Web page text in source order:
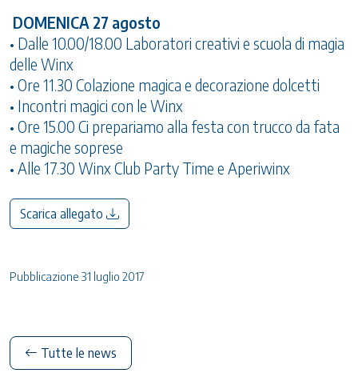
DOMENICA 27 agosto
• Dalle 10.00/18.00 Laboratori creativi e scuola di magia
delle Winx
• Ore 11.30 Colazione magica e decorazione dolcetti
• Incontri magici con le Winx
• Ore 15.00 Ci prepariamo alla festa con trucco da fata
e magiche soprese
• Alle 17.30 Winx Club Party Time e Aperiwinx
Scarica allegato
Pubblicazione 31 luglio 2017
Tutte le news